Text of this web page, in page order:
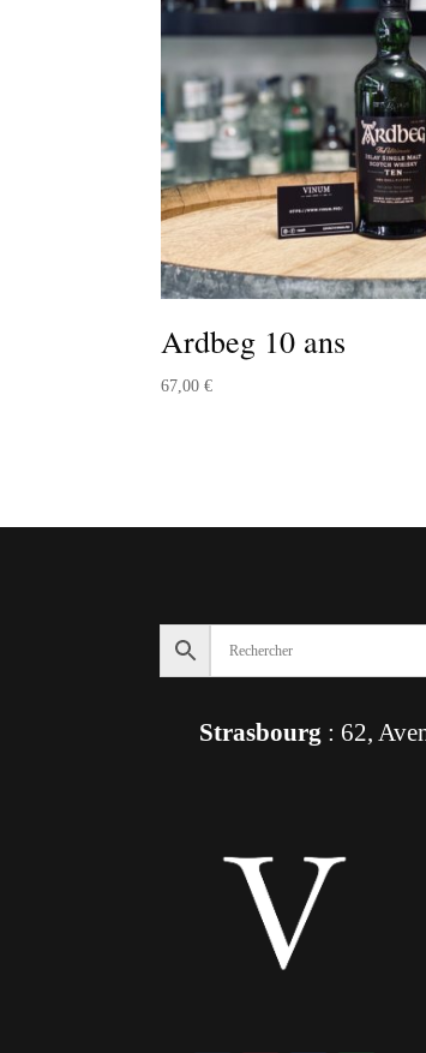
Ardbeg 10 ans
67,00€
Strasbourg : 62,